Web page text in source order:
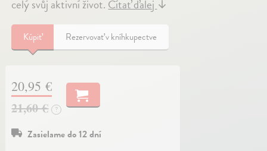
celý svůj aktivní život.Čítať ďalej↓
Kúpiť Rezervovať v kníhkupectve
20,95 €
21,60 €
?
Zasielame do 12 dní